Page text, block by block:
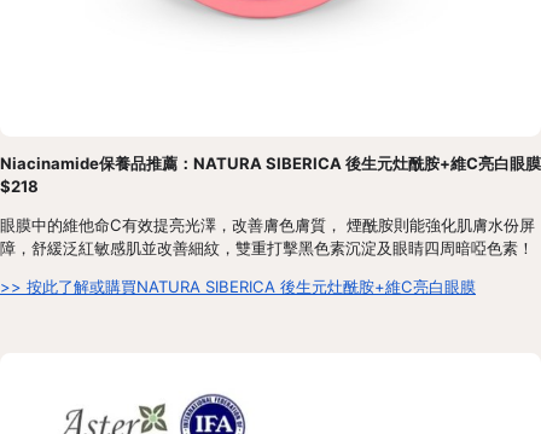
Niacinamide保養品推薦：NATURA SIBERICA 後生元灶酰胺+維C亮白眼膜
$218
眼膜中的維他命C有效提亮光澤，改善膚色膚質， 煙酰胺則能強化肌膚水份屏
障，舒緩泛紅敏感肌並改善細紋，雙重打擊黑色素沉淀及眼睛四周暗啞色素！
>> 按此了解或購買NATURA SIBERICA 後生元灶酰胺+維C亮白眼膜